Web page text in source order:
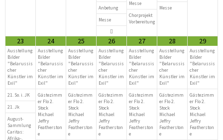
Anbetung
Messe
Messe
Chorprojekt
Vorbereitung
Messe
23
Ausstellung
Bilder
"Belarussis
cher
Künstler im
Exil"
21. So. i. JK
21. Jk
August-
Sammlung
Caritas:
Afrika-,
24
Ausstellung
Bilder
"Belarussis
cher
Künstler im
Exil"
Gästezimm
er Flo 2.
Stock
Michael
Jeffry
Featherston
e
25
Ausstellung
Bilder
"Belarussis
cher
Künstler im
Exil"
Gästezimm
er Flo 2.
Stock
Michael
Jeffry
Featherston
e
26
Ausstellung
Bilder
"Belarussis
cher
Künstler im
Exil"
Gästezimm
er Flo 2.
Stock
Michael
Jeffry
Featherston
e
27
Ausstellung
Bilder
"Belarussis
cher
Künstler im
Exil"
Gästezimm
er Flo 2.
Stock
Michael
Jeffry
Featherston
e
28
Ausstellung
Bilder
"Belarussis
cher
Künstler im
Exil"
Gästezimm
er Flo 2.
Stock
Michael
Jeffry
Featherston
e
29
Ausstellung
Bilder
"Belarussis
cher
Künstler im
Exil"
Gästezimm
er Flo 2.
Stock
Michael
Jeffry
Featherston
e